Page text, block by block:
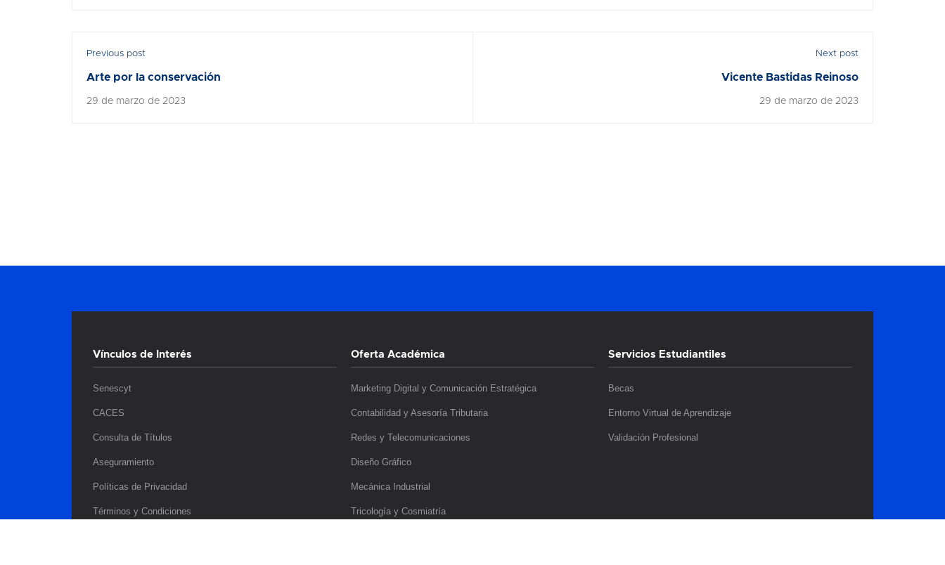
Previous post
Arte por la conservación
29 de marzo de 2023
Next post
Vicente Bastidas Reinoso
29 de marzo de 2023
Vínculos de Interés
Senescyt
CACES
Consulta de Títulos
Aseguramiento
Políticas de Privacidad
Términos y Condiciones
Oferta Académica
Marketing Digital y Comunicación Estratégica
Contabilidad y Asesoría Tributaria
Redes y Telecomunicaciones
Diseño Gráfico
Mecánica Industrial
Tricología y Cosmiatría
Servicios Estudiantiles
Becas
Entorno Virtual de Aprendizaje
Validación Profesional